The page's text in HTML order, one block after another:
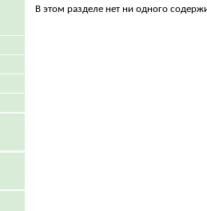
В этом разделе нет ни одного